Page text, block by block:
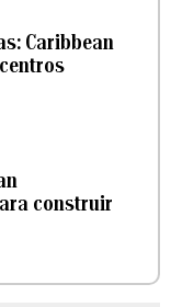
Caribbean
construir